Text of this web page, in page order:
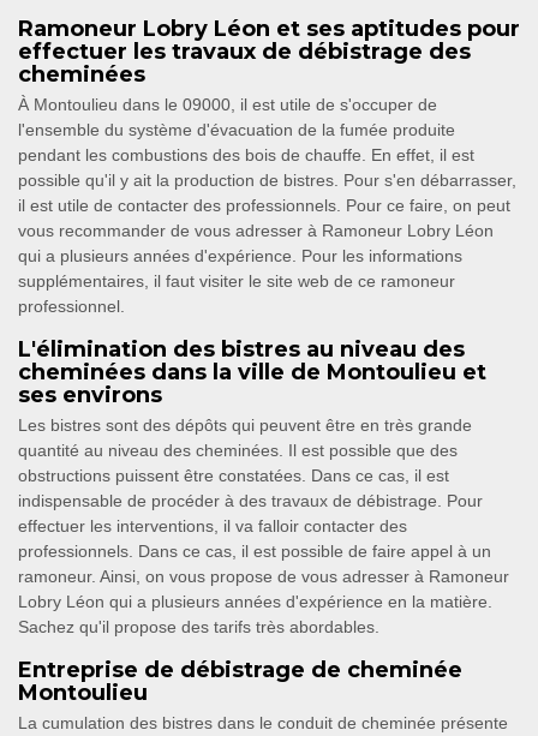
Ramoneur Lobry Léon et ses aptitudes pour
effectuer les travaux de débistrage des
cheminées
À Montoulieu dans le 09000, il est utile de s'occuper de
l'ensemble du système d'évacuation de la fumée produite
pendant les combustions des bois de chauffe. En effet, il est
possible qu'il y ait la production de bistres. Pour s'en débarrasser,
il est utile de contacter des professionnels. Pour ce faire, on peut
vous recommander de vous adresser à Ramoneur Lobry Léon
qui a plusieurs années d'expérience. Pour les informations
supplémentaires, il faut visiter le site web de ce ramoneur
professionnel.
L'élimination des bistres au niveau des
cheminées dans la ville de Montoulieu et
ses environs
Les bistres sont des dépôts qui peuvent être en très grande
quantité au niveau des cheminées. Il est possible que des
obstructions puissent être constatées. Dans ce cas, il est
indispensable de procéder à des travaux de débistrage. Pour
effectuer les interventions, il va falloir contacter des
professionnels. Dans ce cas, il est possible de faire appel à un
ramoneur. Ainsi, on vous propose de vous adresser à Ramoneur
Lobry Léon qui a plusieurs années d'expérience en la matière.
Sachez qu'il propose des tarifs très abordables.
Entreprise de débistrage de cheminée
Montoulieu
La cumulation des bistres dans le conduit de cheminée présente